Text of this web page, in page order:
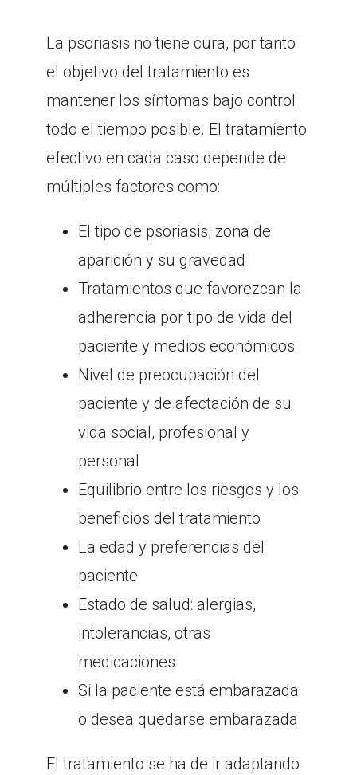
La psoriasis no tiene cura, por tanto
el objetivo del tratamiento es
mantener los síntomas bajo control
todo el tiempo posible. El tratamiento
efectivo en cada caso depende de
múltiples factores como:
El tipo de psoriasis, zona de
aparición y su gravedad
Tratamientos que favorezcan la
adherencia por tipo de vida del
paciente y medios económicos
Nivel de preocupación del
paciente y de afectación de su
vida social, profesional y
personal
Equilibrio entre los riesgos y los
beneficios del tratamiento
La edad y preferencias del
paciente
Estado de salud: alergias,
intolerancias, otras
medicaciones
Si la paciente está embarazada
o desea quedarse embarazada
El tratamiento se ha de ir adaptando